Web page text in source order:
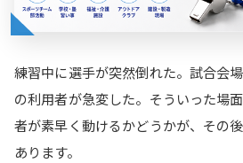
練習中に選手が突然倒れた。試合会
の利用者が急変した。そういった場
者が素早く動けるかどうかが、その
あります。